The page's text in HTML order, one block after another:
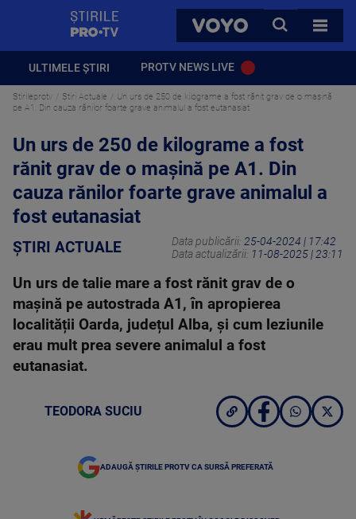
VOYO
CAUTA
TOATE
ULTIMELE ȘTIRI PROTV NEWS LIVE
Stirileprotv Știri Actuale
Un urs de 250 de kilograme a fost rănit grav de o mașină
pe A1. Din cauza rănilor foarte grave animalul a fost eutanasiat
Un urs de 250 de kilograme a fost
rănit grav de o mașină pe A1. Din
cauza rănilor foarte grave animalul a
fost eutanasiat
ȘTIRI ACTUALE Data publicării: 25-04-2024 | 17:42
Data actualizării: 11-08-2025 | 23:11
Un urs de talie mare a fost rănit grav de o
mașină pe autostrada A1, în apropierea
localității Oarda, județul Alba, și cum leziunile
erau mult prea severe animalul a fost
eutanasiat.
TEODORA SUCIU
ADAUGĂ ȘTIRILE PROTV CA SURSĂ PREFERATĂ